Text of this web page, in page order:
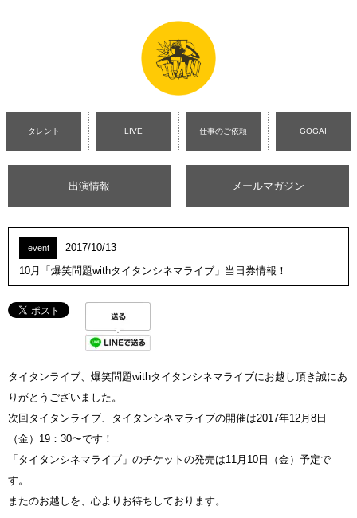
タレント LIVE 仕事のご依頼 GOGAI
出演情報 メールマガジン
event
2017/10/13
10月「爆笑問題withタイタンシネマライブ」当日券情報！
タイタンライブ、爆笑問題withタイタンシネマライブにお越し頂き誠にあ
りがとうございました。
次回タイタンライブ、タイタンシネマライブの開催は2017年12月8日
（金）19：30〜です！
「タイタンシネマライブ」のチケットの発売は11月10日（金）予定で
す。
またのお越しを、心よりお待ちしております。